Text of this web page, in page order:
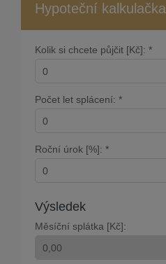
Hypoteční kalkulačka
Kolik si chcete půjčit [Kč]: *
Počet let splácení: *
Roční úrok [%]: *
Výsledek
Měsíční splátka [Kč]: